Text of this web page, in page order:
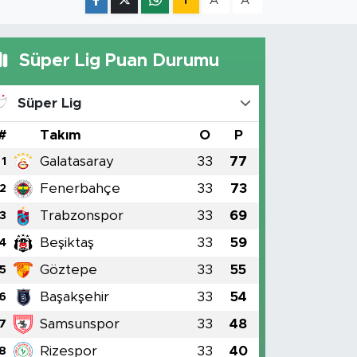
Süper Lig Puan Durumu
Süper Lig
Takım O P
1 Galatasaray 33 77
2 Fenerbahçe 33 73
3 Trabzonspor 33 69
Beşiktaş 33 59
5 Göztepe 33 55
Başakşehir 33 54
Samsunspor 33 48
Rizespor 33 40